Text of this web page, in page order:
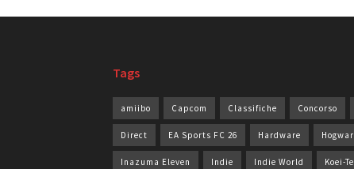
Tags
amiibo Capcom Classifiche Concorso
Direct EA Sports FC 26 Hardware
Inazuma Eleven Indie Indie World Koei-